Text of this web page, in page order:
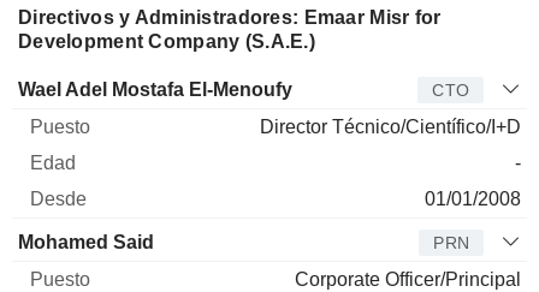
Directivos y Administradores: Emaar Misr for
Development Company (S.A.E.)
Director Puesto Edad Desde
Wael Adel Mostafa El-Menoufy CTO
Director Técnico/Científico/I+D
-
01/01/2008
Mohamed Said PRN
Corporate Officer/Principal